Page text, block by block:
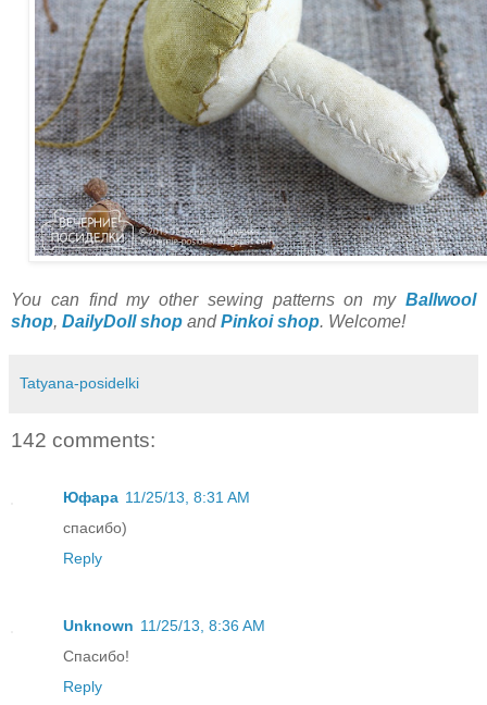
You can find my other sewing patternson myBallwool
shop, DailyDoll shop and Pinkoi shop. Welcome!
Tatyana-posidelki
142 comments:
Юфара 11/25/13, 8:31 AM
спасибо)
Reply
Unknown 11/25/13, 8:36 AM
Спасибо!
Reply